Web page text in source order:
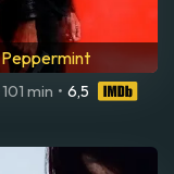
Peppermint
101 min • 6,5